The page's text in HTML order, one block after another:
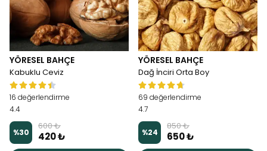
YÖRESEL BAHÇE
Kabuklu Ceviz
16 değerlendirme
4.4
%30
600 ₺
420 ₺
YÖRESEL BAHÇE
Dağ İnciri Orta Boy
69 değerlendirme
4.7
%24
850 ₺
650 ₺